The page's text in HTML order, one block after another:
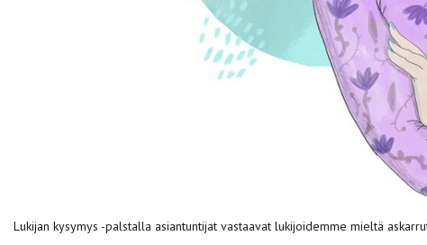
Lukijan kysymys -palstalla asiantuntijat vastaavat lukijoidemme mieltä